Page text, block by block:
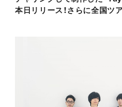
本日リリース！さらに全国ツ